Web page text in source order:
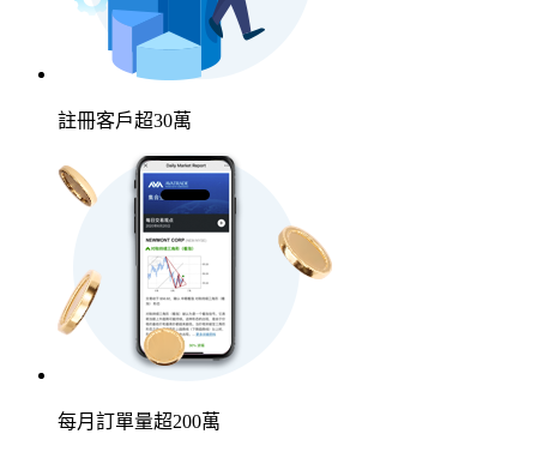
註冊客戶超30萬
每月訂單量超200萬